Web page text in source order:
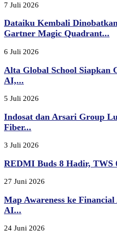
7 Juli 2026
Dataiku Kembali
Gartner Magic Quadrant...
6 Juli 2026
Alta Global School Siapkan
AI,...
5 Juli 2026
Indosat dan Arsari Group
Fiber...
3 Juli 2026
REDMI Buds 8 Hadir, TWS
27 Juni 2026
Map Awareness ke
AI...
24 Juni 2026